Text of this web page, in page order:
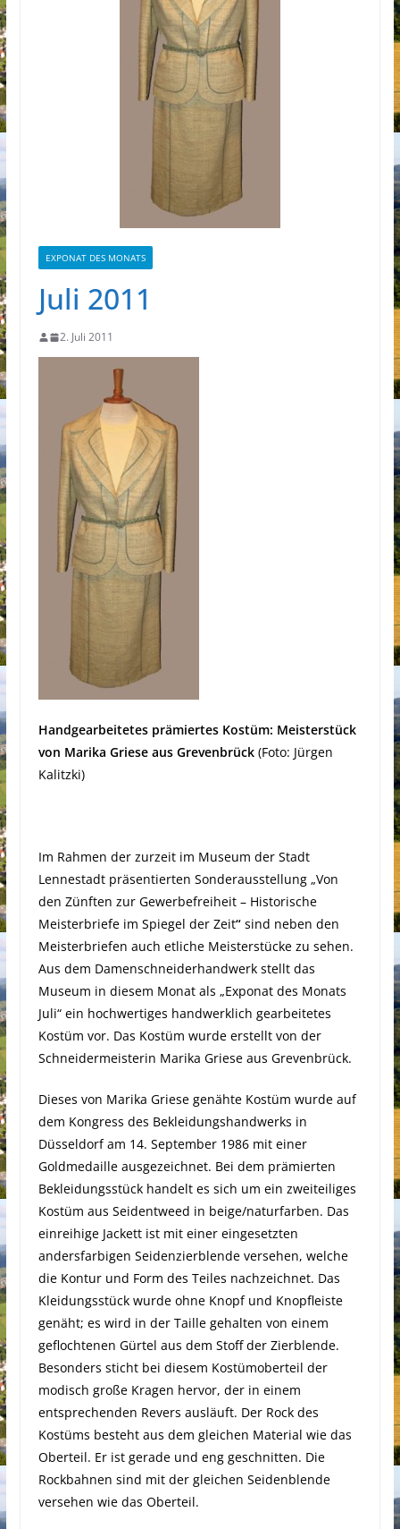
EXPONAT DES MONATS
Juli 2011
2. Juli 2011
Handgearbeitetes prämiertes Kostüm: Meisterstück
von Marika Griese aus Grevenbrück (Foto: Jürgen
Kalitzki)
Im Rahmen der zurzeit im Museum der Stadt
Lennestadt präsentierten Sonderausstellung „Von
den Zünften zur Gewerbefreiheit – Historische
Meisterbriefe im Spiegel der Zeit“ sind neben den
Meisterbriefen auch etliche Meisterstücke zu sehen.
Aus dem Damenschneiderhandwerk stellt das
Museum in diesem Monat als „Exponat des Monats
Juli“ ein hochwertiges handwerklich gearbeitetes
Kostüm vor. Das Kostüm wurde erstellt von der
Schneidermeisterin Marika Griese aus Grevenbrück.
Dieses von Marika Griese genähte Kostüm wurde auf
dem Kongress des Bekleidungshandwerks in
Düsseldorf am 14. September 1986 mit einer
Goldmedaille ausgezeichnet. Bei dem prämierten
Bekleidungsstück handelt es sich um ein zweiteiliges
Kostüm aus Seidentweed in beige/naturfarben. Das
einreihige Jackett ist mit einer eingesetzten
andersfarbigen Seidenzierblende versehen, welche
die Kontur und Form des Teiles nachzeichnet. Das
Kleidungsstück wurde ohne Knopf und Knopfleiste
genäht; es wird in der Taille gehalten von einem
geflochtenen Gürtel aus dem Stoff der Zierblende.
Besonders sticht bei diesem Kostümoberteil der
modisch große Kragen hervor, der in einem
entsprechenden Revers ausläuft. Der Rock des
Kostüms besteht aus dem gleichen Material wie das
Oberteil. Er ist gerade und eng geschnitten. Die
Rockbahnen sind mit der gleichen Seidenblende
versehen wie das Oberteil.